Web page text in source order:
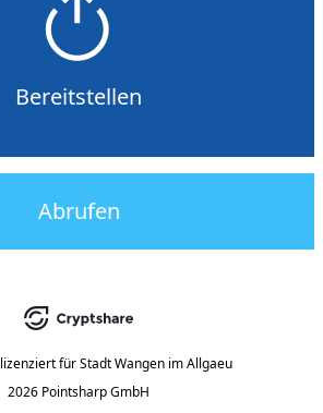
Bereitstellen
Abrufen
lizenziert für Stadt Wangen im Allgaeu
2026 Pointsharp GmbH